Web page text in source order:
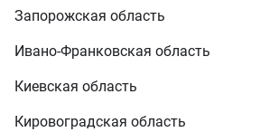
Запорожская область
Ивано-Франковская область
Киевская область
Кировоградская область